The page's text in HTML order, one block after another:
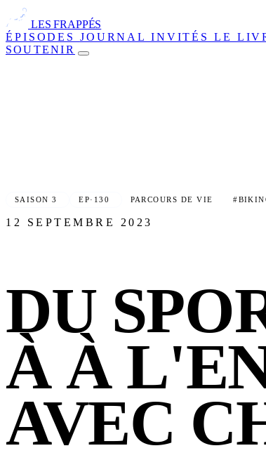
LES FRAPPÉS
ÉPISODES JOURNAL INVITÉSLE
SOUTENIR
SAISON 3 EP·130 PARCOURS DE VIE
12 SEPTEMBRE 2023
DU
À À
AVEC